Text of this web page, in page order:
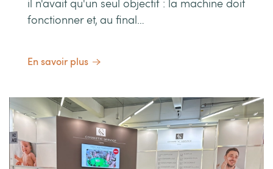
il n'avait qu'un seul objectif : la machine doit
fonctionner et, au final…
En savoir plus